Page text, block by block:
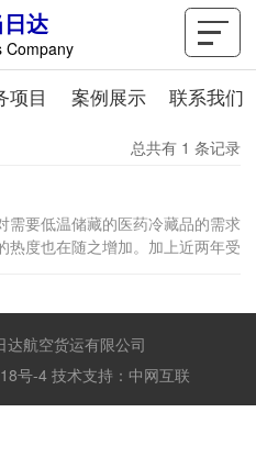
达
Company
项目 案例展示 联系我们
总共有 1 条记录
需要低温储藏的医药冷藏品的需求
热度也在随之增加。加上近两年受
航空货运有限公司
号-4 技术支持： 中网互联